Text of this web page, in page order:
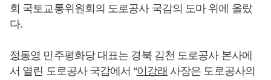
회 국토교통위원회의 도로공사 국감의 도마 위에 올랐
다.
정동영 민주평화당 대표는 경북 김천 도로공사 본사에
서 열린 도로공사 국감에서 “이강래 사장은 도로공사의